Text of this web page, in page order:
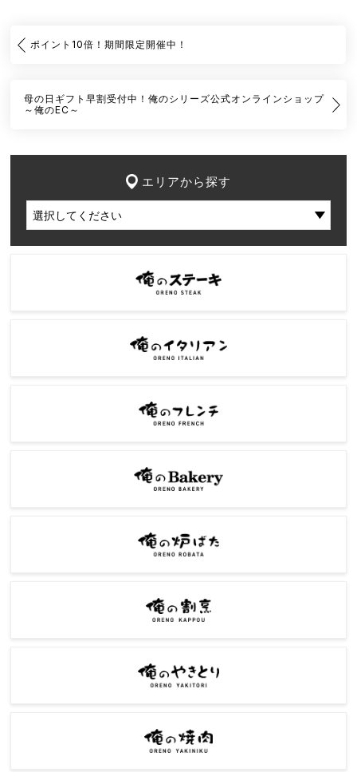
ポイント10倍！期間限定開催中！
母の日ギフト早割受付中！俺のシリーズ公式オンラインショップ
～俺のEC～
エリアから探す